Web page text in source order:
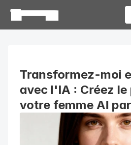
Transformez-moi
avec l'IA : Créez
votre femme AI